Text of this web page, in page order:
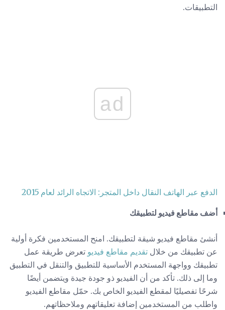
التطبيقات.
ad
الدفع عبر الهاتف النقال داخل المتجر: الاتجاه الرائد لعام 2015
أضف مقاطع فيديو لتطبيقك
أنشئ مقاطع فيديو شيقة لتطبيقك. امنح المستخدمين فكرة أولية
عن تطبيقك من خلال تقديم مقاطع فيديو تعرض طريقة عمل
تطبيقك وواجهة المستخدم الأساسية للتطبيق والتنقل في التطبيق
وما إلى ذلك. تأكد من أن الفيديو ذو جودة جيدة ويتضمن أيضًا
شرحًا تفصيليًا لمقطع الفيديو الخاص بك. حمّل مقاطع الفيديو
واطلب من المستخدمين إضافة تعليقاتهم وملاحظاتهم.